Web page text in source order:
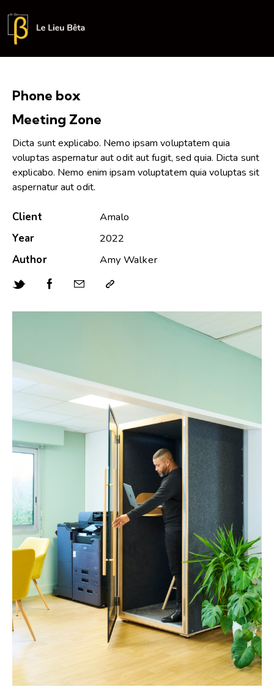
Phone box
Meeting Zone
Dicta sunt explicabo. Nemo ipsam voluptatem quia
voluptas aspernatur aut odit aut fugit, sed quia. Dicta sunt
explicabo. Nemo enim ipsam voluptatem quia voluptas sit
aspernatur aut odit.
Client
Amalo
Year
2022
Author
Amy Walker